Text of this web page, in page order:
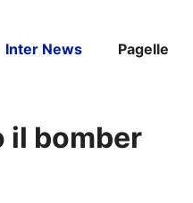
Inter News Pagelle
il bomber